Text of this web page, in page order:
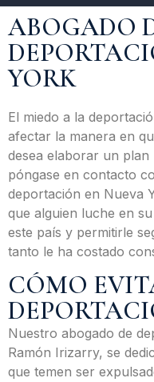
ABOGADO
YORK
El miedo a la
afectar la manera en
desea elaborar un
póngase en contacto
deportación en Nueva
que alguien luche en
este país y permitirle
tanto le ha costado
CÓMO
Nuestro abogado de
Ramón Irizarry, se
que temen ser